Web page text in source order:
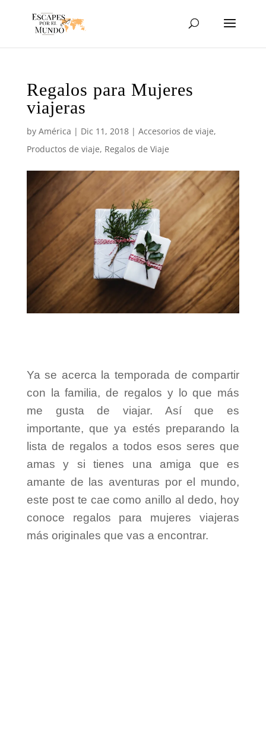
Regalos para Mujeres
viajeras
by América | Dic 11, 2018| Accesorios de viaje,
Productos de viaje, Regalos de Viaje
Ya se acerca la temporada de compartir
con la familia, de regalos y lo que más
me gusta de viajar. Así que es
importante, que ya estés preparando la
lista de regalos a todos esos seres que
amas y si tienes una amiga que es
amante de las aventuras por el mundo,
este post te cae como anillo al dedo, hoy
conoce regalos para mujeres viajeras
más originales que vas a encontrar.